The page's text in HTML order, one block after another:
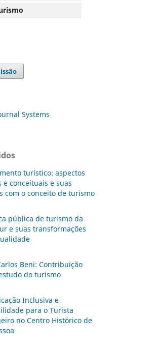
Systems
turístico: aspectos
e conceituais e suas
com o conceito de turismo
pública de turismo da
e suas transformações
Beni: Contribuição
do turismo
Inclusiva e
para o Turista
no Centro Histórico de